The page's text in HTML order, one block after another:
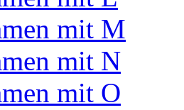
mit M
mit N
mit O